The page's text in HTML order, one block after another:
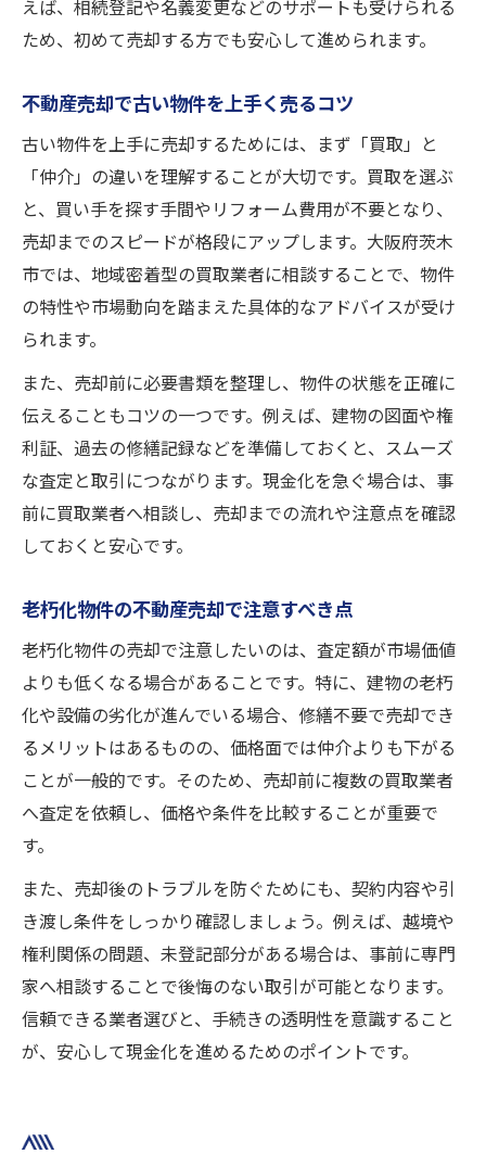
えば、相続登記や名義変更などのサポートも受けられる
ため、初めて売却する方でも安心して進められます。
不動産売却で古い物件を上手く売るコツ
古い物件を上手に売却するためには、まず「買取」と
「仲介」の違いを理解することが大切です。買取を選ぶ
と、買い手を探す手間やリフォーム費用が不要となり、
売却までのスピードが格段にアップします。大阪府茨木
市では、地域密着型の買取業者に相談することで、物件
の特性や市場動向を踏まえた具体的なアドバイスが受け
られます。
また、売却前に必要書類を整理し、物件の状態を正確に
伝えることもコツの一つです。例えば、建物の図面や権
利証、過去の修繕記録などを準備しておくと、スムーズ
な査定と取引につながります。現金化を急ぐ場合は、事
前に買取業者へ相談し、売却までの流れや注意点を確認
しておくと安心です。
老朽化物件の不動産売却で注意すべき点
老朽化物件の売却で注意したいのは、査定額が市場価値
よりも低くなる場合があることです。特に、建物の老朽
化や設備の劣化が進んでいる場合、修繕不要で売却でき
るメリットはあるものの、価格面では仲介よりも下がる
ことが一般的です。そのため、売却前に複数の買取業者
へ査定を依頼し、価格や条件を比較することが重要で
す。
また、売却後のトラブルを防ぐためにも、契約内容や引
き渡し条件をしっかり確認しましょう。例えば、越境や
権利関係の問題、未登記部分がある場合は、事前に専門
家へ相談することで後悔のない取引が可能となります。
信頼できる業者選びと、手続きの透明性を意識すること
が、安心して現金化を進めるためのポイントです。